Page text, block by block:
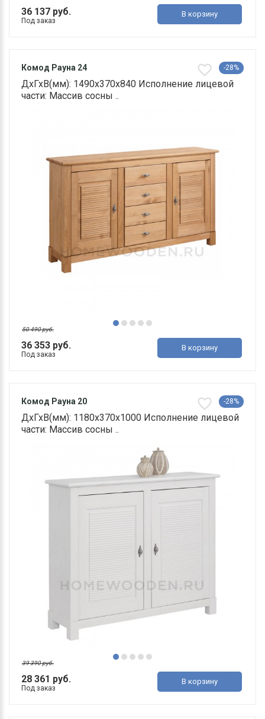
36 137 руб.
Под заказ
В корзину
Комод Рауна 24 -28%
ДхГхВ(мм): 1490х370х840 Исполнение лицевой
части: Массив сосны ..
36 353 руб.
50 490 руб.
Под заказ
В корзину
Комод Рауна 20 -28%
ДхГхВ(мм): 1180х370х1000 Исполнение лицевой
части: Массив сосны ..
28 361 руб.
39 390 руб.
Под заказ
В корзину